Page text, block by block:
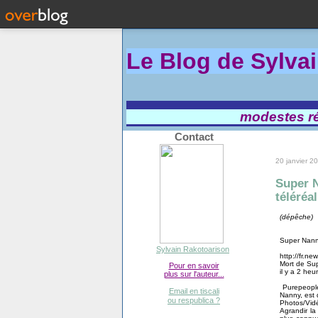
Le Blog de
modestes
Contact
Sylvain Rakotoarison
Pour en savoir
plus sur l'auteur...
Email en tiscali
ou respublica ?
20 janvier
Super
(dépêche)
Super
http://
Mort de
il y a 2
Nanny, est
Photos/
Agrandir la